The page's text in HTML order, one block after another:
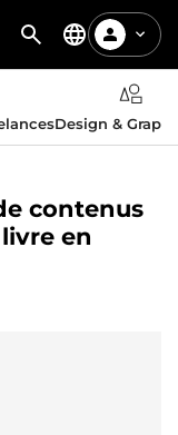
Design &
contenus
en